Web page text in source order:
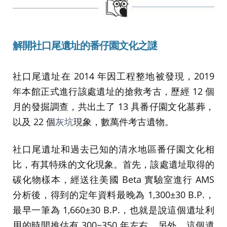
解開社口尾遺址的番仔園文化之謎
社口尾遺址在 2014 年因工程整地被發現，2019
年本館正式進行該處遺址的搶救考古，歷經 12 個
月的發掘調查，共出土了 13 具番仔園文化墓葬，
以及 22 個灰坑現象，數萬件考古遺物。
社口尾遺址和過去已知的清水地區番仔園文化相
比，有其特殊的文化現象。首先，該處遺址取得的
碳化物樣本，經送往美國 Beta 實驗室進行 AMS
分析後，得到的定年資料最晚為 1,300±30 B.P.，
最早一筆為 1,660±30 B.P.，也就是說這個遺址利